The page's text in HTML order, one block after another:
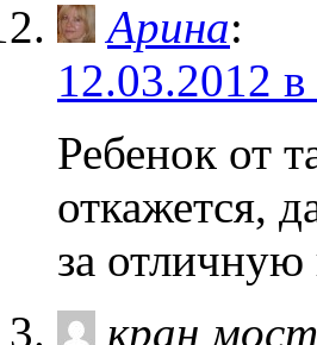
Арина:
12.03.2012
Ребенок от
откажется,
за
кран